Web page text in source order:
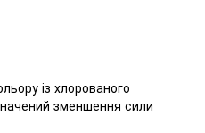
із хлорованого
зменшення сили